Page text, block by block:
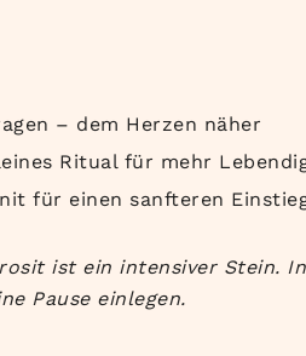
– dem Herzen näher
Ritual für mehr
für einen sanfteren
ist ein intensiver Stein.
Pause einlegen.